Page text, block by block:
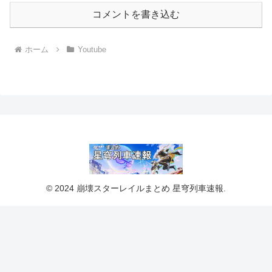
コメントを書き込む
ホーム Youtube
© 2024 崩壊スターレイルまとめ 星穹列車速報.